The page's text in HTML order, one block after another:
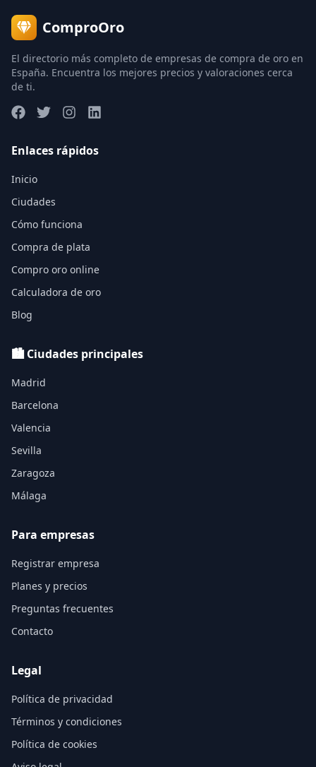
ComproOro
El directorio más completo de empresas de compra de oro en
España. Encuentra los mejores precios y valoraciones cerca
de ti.
Enlaces rápidos
Inicio
Ciudades
Cómo funciona
Compra de plata
Compro oro online
Calculadora de oro
Blog
🏙️ Ciudades principales
Madrid
Barcelona
Valencia
Sevilla
Zaragoza
Málaga
Para empresas
Registrar empresa
Planes y precios
Preguntas frecuentes
Contacto
Legal
Política de privacidad
Términos y condiciones
Política de cookies